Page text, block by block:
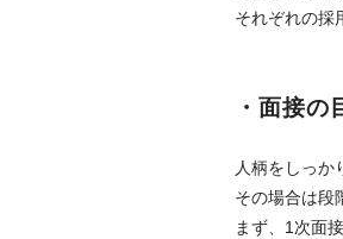
それぞれの採
・面接の
人柄をしっか
その場合は段
まず、1次面